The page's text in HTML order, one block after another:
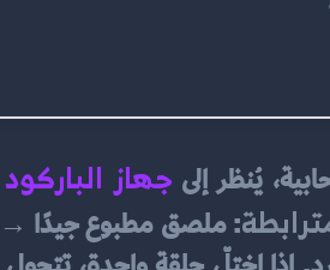
يُنظر إلى جهاز الباركود